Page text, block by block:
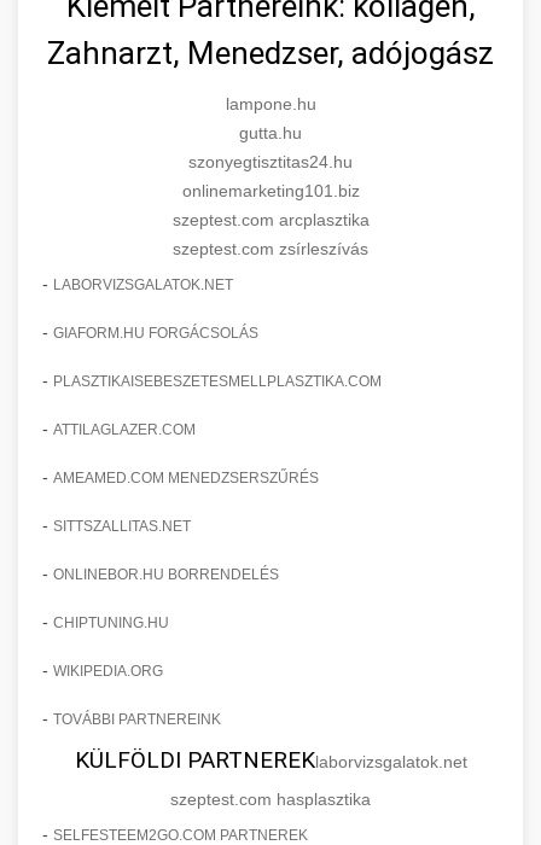
Zahnarzt, Menedzser, adójogász
lampone.hu
gutta.hu
szonyegtisztitas24.hu
onlinemarketing101.biz
szeptest.com arcplasztika
szeptest.com zsírleszívás
- LABORVIZSGALATOK.NET
- GIAFORM.HU FORGÁCSOLÁS
- PLASZTIKAISEBESZETESMELLPLASZTIKA.COM
- ATTILAGLAZER.COM
- AMEAMED.COM MENEDZSERSZŰRÉS
- SITTSZALLITAS.NET
- ONLINEBOR.HU BORRENDELÉS
- CHIPTUNING.HU
- WIKIPEDIA.ORG
- TOVÁBBI PARTNEREINK
KÜLFÖLDI PARTNEREKlaborvizsgalatok.net
szeptest.com hasplasztika
- SELFESTEEM2GO.COM PARTNEREK